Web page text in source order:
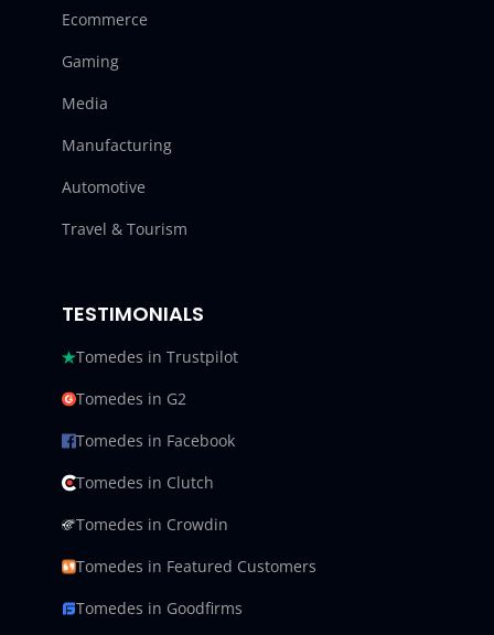
Ecommerce
Gaming
Media
Manufacturing
Automotive
Travel & Tourism
TESTIMONIALS
Tomedes in Trustpilot
Tomedes in G2
Tomedes in Facebook
Tomedes in Clutch
Tomedes in Crowdin
Tomedes in Featured Customers
Tomedes in Goodfirms